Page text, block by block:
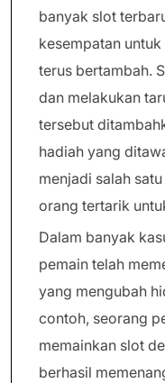
banyak slot
kesempatan
terus bertambah.
dan melakukan
tersebut
hadiah yang
menjadi salah
orang tertarik
Dalam banyak
pemain telah
yang mengubah
contoh, seorang
memainkan slot
berhasil